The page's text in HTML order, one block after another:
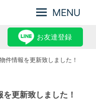
MENU
お友達登録
件情報を更新致しました！
更新致しました！